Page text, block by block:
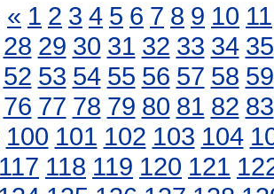
« 1 2 3 4 5 6 7 8 9 10 11
28 29 30 31 32 33 34 35
52 53 54 55 56 57 58 59
76 77 78 79 80 81 82 83
100 101 102 103 104
117 118 119 120 121